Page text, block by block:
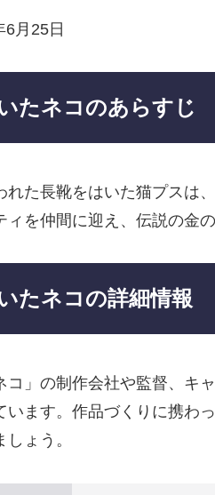
6月25日
たネコのあらすじ
れた長靴をはいた猫プスは
ィを仲間に迎え、伝説の金
たネコの詳細情報
コ」の制作会社や監督、
います。作品づくりに携わ
ょう。